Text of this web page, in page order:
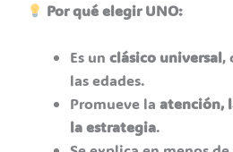
Por qué elegir UNO:
Es un clásico universal,
las edades.
Promueve la atención,
la estrategia.